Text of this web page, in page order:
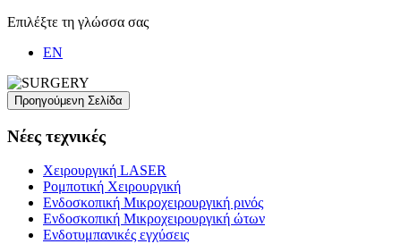
Επιλέξτε τη γλώσσα σας
EN
Νέες τεχνικές
Χειρουργική LASER
Ρομποτική Χειρουργική
Ενδοσκοπική Μικροχειρουργική ρινός
Ενδοσκοπική Μικροχειρουργική ώτων
Ενδοτυμπανικές εγχύσεις